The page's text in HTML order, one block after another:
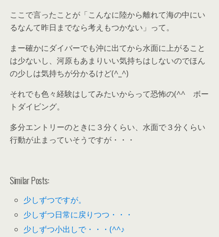
ここで言ったことが「こんなに陸から離れて海の中にい
るなんて昨日までなら考えもつかない」って。
まー確かにダイバーでも沖に出てから水面に上がること
は少ないし、河原もあまりいい気持ちはしないのでほん
の少しは気持ちが分かるけど(^_^)
それでも色々経験はしてみたいからって恐怖の(^^ゞボー
トダイビング。
多分エントリーのときに３分くらい、水面で３分くらい
行動が止まっていそうですが・・・
Similar Posts:
少しずつですが。
少しずつ日常に戻りつつ・・・
少しずつ小出しで・・・(^^♪